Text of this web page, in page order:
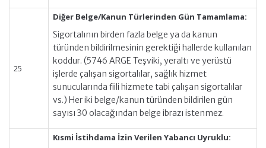
25
Diğer Belge/Kanun Türlerinden Gün Tamamlama:
Sigortalının birden fazla belge ya da kanun
türünden bildirilmesinin gerektiği hallerde kullanılan
koddur. (5746 ARGE Teşviki, yeraltı ve yerüstü
işlerde çalışan sigortalılar, sağlık hizmet
sunucularında fiili hizmete tabi çalışan sigortalılar
vs.) Her iki belge/kanun türünden bildirilen gün
sayısı 30 olacağından belge ibrazı istenmez.
Kısmi İstihdama İzin Verilen Yabancı Uyruklu: